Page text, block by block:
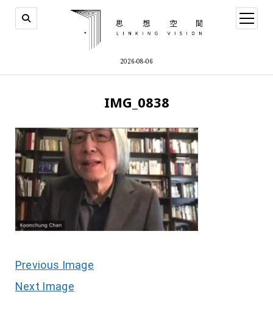
2026-08-06
open
menu
IMG_0838
Previous Image
Next Image